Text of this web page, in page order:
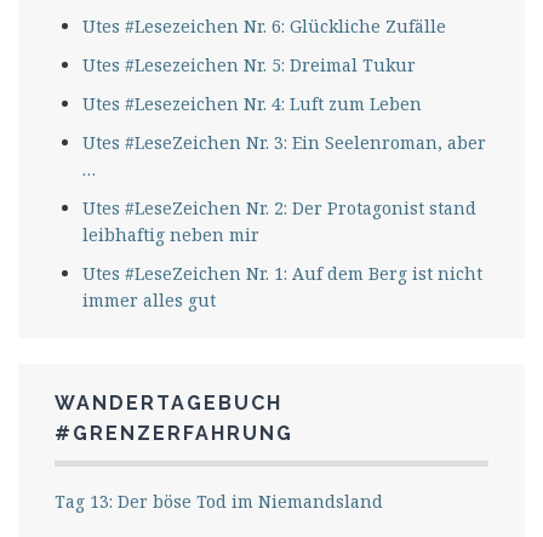
Utes #Lesezeichen Nr. 6: Glückliche Zufälle
Utes #Lesezeichen Nr. 5: Dreimal Tukur
Utes #Lesezeichen Nr. 4: Luft zum Leben
Utes #LeseZeichen Nr. 3: Ein Seelenroman, aber
…
Utes #LeseZeichen Nr. 2: Der Protagonist stand
leibhaftig neben mir
Utes #LeseZeichen Nr. 1: Auf dem Berg ist nicht
immer alles gut
WANDERTAGEBUCH
#GRENZERFAHRUNG
Tag 13: Der böse Tod im Niemandsland